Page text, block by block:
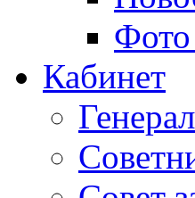
Фото
Кабинет